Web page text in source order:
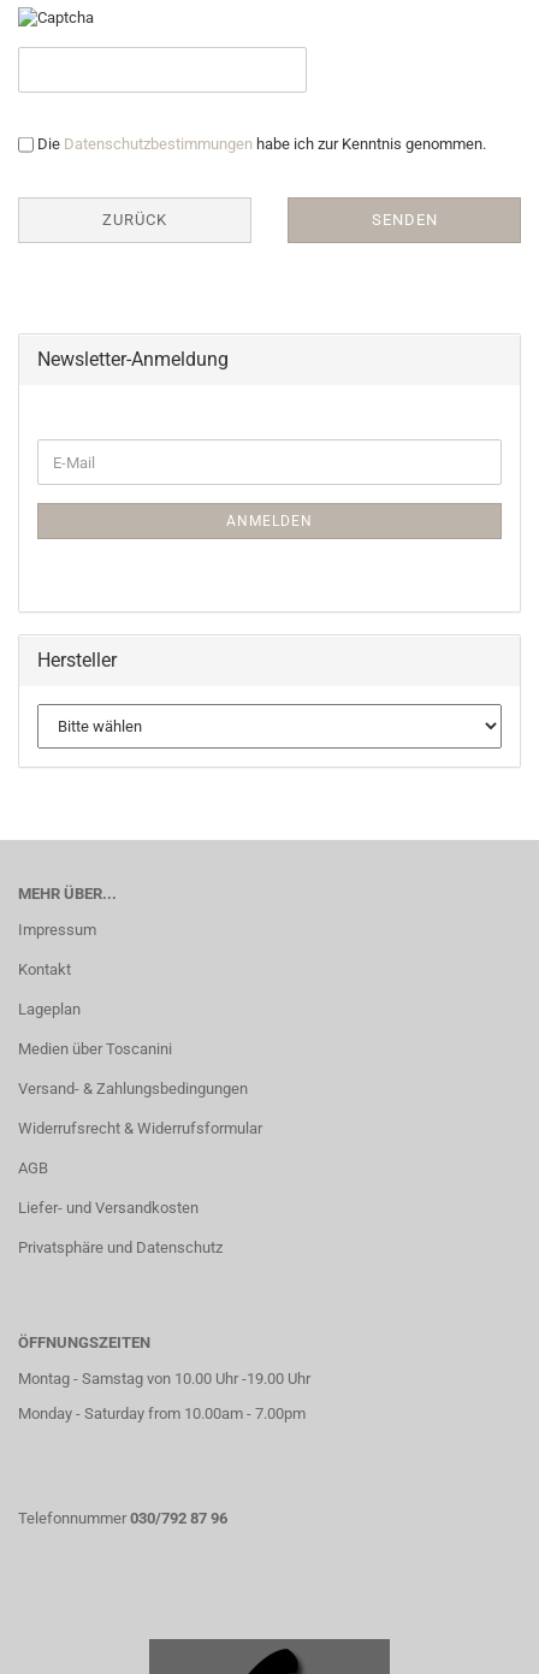
Die Datenschutzbestimmungen habe ich zur Kenntnis genommen.
ZURÜCK SENDEN
Newsletter-Anmeldung
ANMELDEN
Hersteller
MEHR ÜBER...
Impressum
Kontakt
Lageplan
Medien über Toscanini
Versand- & Zahlungsbedingungen
Widerrufsrecht & Widerrufsformular
AGB
Liefer- und Versandkosten
Privatsphäre und Datenschutz
ÖFFNUNGSZEITEN
Montag - Samstag von 10.00 Uhr -19.00 Uhr
Monday - Saturday from 10.00am - 7.00pm
Telefonnummer 030/792 87 96